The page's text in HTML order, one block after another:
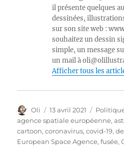
il présente quelques
dessinées,
sur son site web :
souhaitez un dessin
simple, un message
un mail à
Afficher tous les
Auteur
Oli
Publié
le
13 avril 2021
agence spatiale européenne,
cartoon,coronavirus,covid-19,
European Space Agence,fusée,